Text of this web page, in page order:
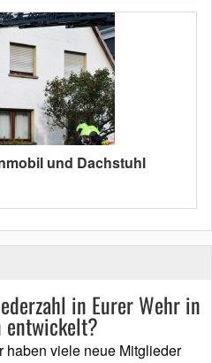
und Dachstuhl
in Eurer Wehr in
entwickelt?
haben viele neue Mitglieder